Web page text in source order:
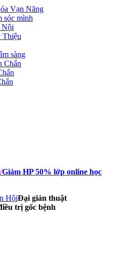
Vạn Năng
sóc mình
Nội
Thiệu
sàng
Chẩn
/Giảm HP 50% lớp online học
HộiĐại giản thuật
trị gốc bệnh